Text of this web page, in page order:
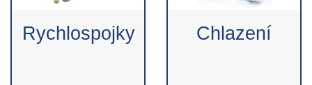
Rychlospojky Chlazení